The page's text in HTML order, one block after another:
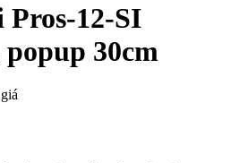
12-SI
30cm